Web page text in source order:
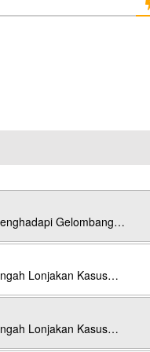
Gelombang…
Lonjakan Kasus…
Lonjakan Kasus…